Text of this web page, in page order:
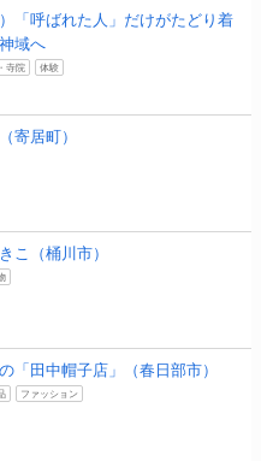
「呼ばれた人」だけがたどり着
域へ
寺院 体験
寄居町）
こ（桶川市）
「田中帽子店」（春日部市）
ファッション